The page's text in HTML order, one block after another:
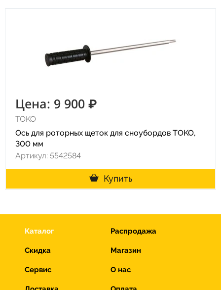
Цена: 9 900 ₽
TOKO
Ось для роторных щеток для сноубордов TOKO,
300 мм
Артикул: 5542584
Купить
Каталог Распродажа
Скидка Магазин
Сервис О нас